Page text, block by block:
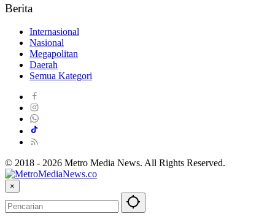
Berita
Internasional
Nasional
Megapolitan
Daerah
Semua Kategori
© 2018 - 2026 Metro Media News. All Rights Reserved.
×